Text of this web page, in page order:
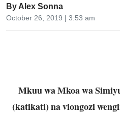
By Alex Sonna
October 26, 2019 | 3:53 am
Mkuu wa Mkoa wa
(katikati) na viongozi